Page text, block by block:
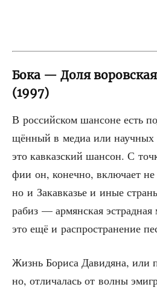
Бока — Доля
(1997)
В рос­сий­ском шан­соне есть
щён­ный в медиа или
это кав­каз­ский шан­сон. С
фии он, конеч­но, вклю­ча­ет не
но и Закав­ка­зье и иные
рабиз — армян­ская
это ещё и рас­про­стра­не­ние
Жизнь Бори­са Дави­дя­на, или
но, отли­ча­лась от вол­ны